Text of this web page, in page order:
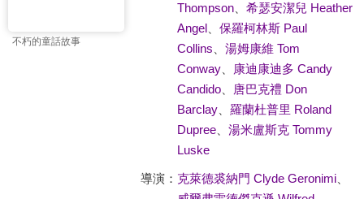
不朽的童話故事
Thompson、 希瑟安潔兒 Heather
Angel、 保羅柯林斯 Paul
Collins
湯姆康維 Tom
Conway、
康迪康迪多 Candy
Candido、
唐巴克禮 Don
Barclay、 羅蘭杜普里 Roland
Dupree、 湯米盧斯克 Tommy
Luske
導演： 克萊德裘納門 Clyde Geronimi、